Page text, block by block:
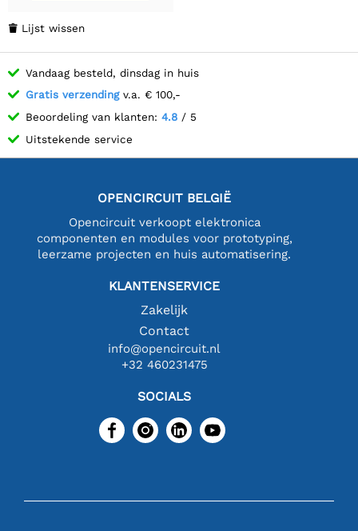
 Lijst wissen
Vandaag besteld, dinsdag in huis
Gratis verzendingv.a. € 100,-
Beoordeling van klanten: 4.8 / 5
Uitstekende service
OPENCIRCUIT BELGIË
Opencircuit verkoopt elektronica
componenten en modules voor prototyping,
leerzame projecten en huis automatisering.
KLANTENSERVICE
Zakelijk
Contact
info@opencircuit.nl
+32 460231475
SOCIALS